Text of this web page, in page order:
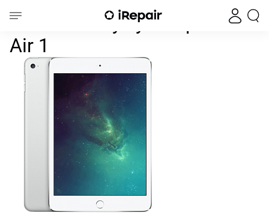
Замена аккумулятора iPad Air 1
Замена аккумулятора iPad
Air 1